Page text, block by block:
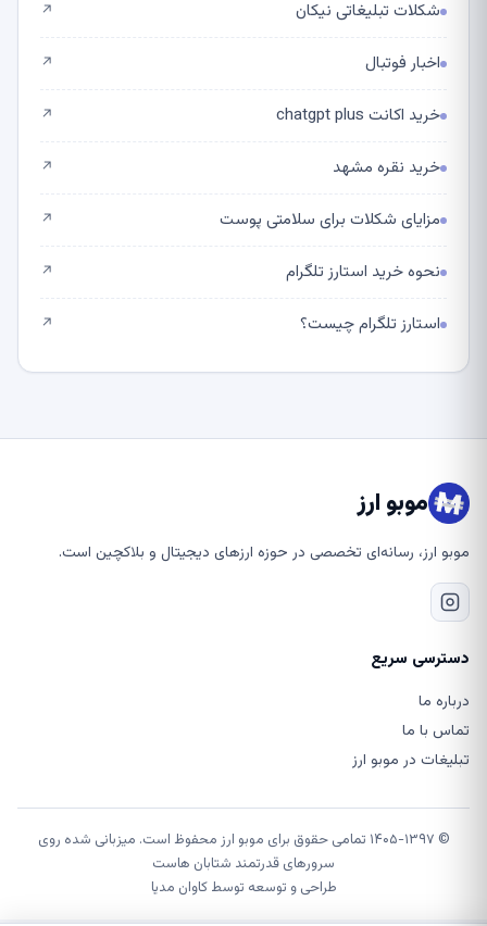
شکلات تبلیغاتی نیکان ↗
اخبار فوتبال ↗
خرید اکانت chatgpt plus ↗
خرید نقره مشهد ↗
مزایای شکلات برای سلامتی پوست ↗
نحوه خرید استارز تلگرام ↗
استارز تلگرام چیست؟ ↗
موبو ارز
موبو ارز، رسانه‌ای تخصصی در حوزه ارزهای دیجیتال و بلاکچین است.
دسترسی سریع
درباره ما
تماس با ما
تبلیغات در موبو ارز
© ۱۴۰۵-۱۳۹۷ تمامی حقوق برای موبو ارز محفوظ است. میزبانی شده روی
سرورهای قدرتمند شتابان هاست
طراحی و توسعه توسطکاوان مدیا